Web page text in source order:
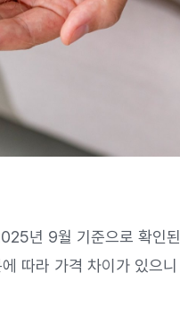
년 9월 기준으로 확인
따라 가격 차이가 있으